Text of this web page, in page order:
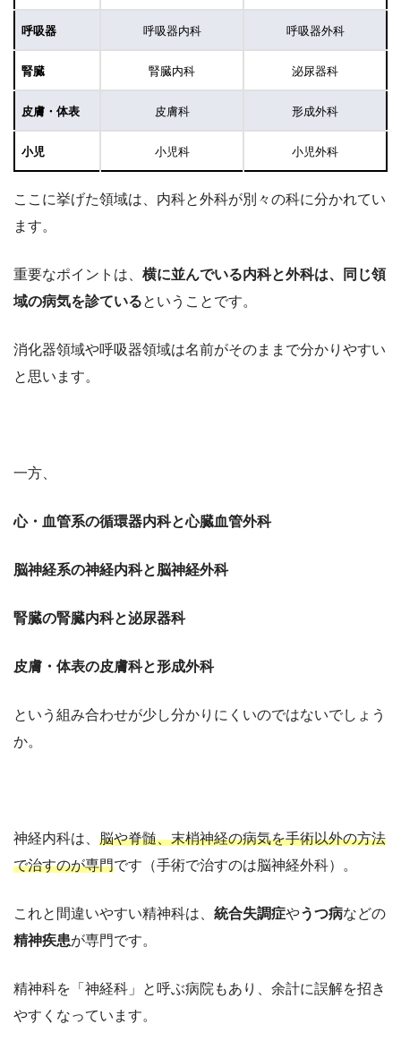
呼吸器 呼吸器内科 呼吸器外科
腎臓 腎臓内科 泌尿器科
皮膚・体表 皮膚科 形成外科
小児 小児科 小児外科
ここに挙げた領域は、内科と外科が別々の科に分かれてい
ます。
重要なポイントは、 横に並んでいる内科と外科は、同じ領
域の病気を診ているということです。
消化器領域や呼吸器領域は名前がそのままで分かりやすい
と思います。
一方、
心・血管系の循環器内科と心臓血管外科
脳神経系の神経内科と脳神経外科
腎臓の腎臓内科と泌尿器科
皮膚・体表の皮膚科と形成外科
という組み合わせが少し分かりにくいのではないでしょう
か。
神経内科は、 脳や脊髄、末梢神経の病気を手術以外の方法
で治すのが専門です（手術で治すのは脳神経外科）。
これと間違いやすい精神科は、 統合失調症やうつ病などの
精神疾患が専門です。
精神科を「神経科」と呼ぶ病院もあり、余計に誤解を招き
やすくなっています。